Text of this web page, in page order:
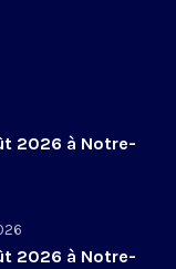
2026 à Notre-
2026 à Notre-